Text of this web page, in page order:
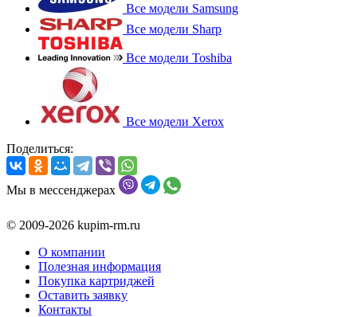
Все модели Samsung
Все модели Sharp
Все модели Toshiba
Все модели Xerox
Поделиться:
Мы в мессенджерах
© 2009-2026 kupim-rm.ru
О компании
Полезная информация
Покупка картриджей
Оставить заявку
Контакты